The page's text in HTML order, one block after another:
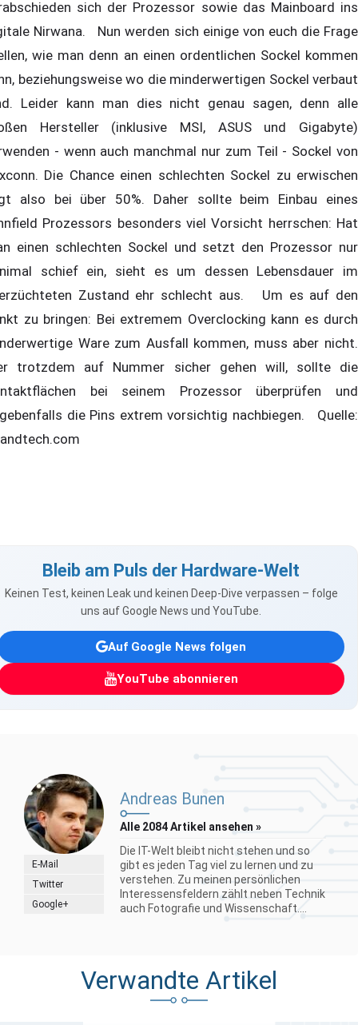
sich der Prozessor sowie das Mainboard ins
Nirwana. Nun werden sich einige von euch die Frage
wie man denn an einen ordentlichen Sockel kommen
beziehungsweise wo die minderwertigen Sockel verbaut
Leider kann man dies nicht genau sagen, denn alle
Hersteller (inklusive MSI, ASUS und Gigabyte)
- wenn auch manchmal nur zum Teil - Sockel von
Die Chance einen schlechten Sockel zu erwischen
also bei über 50%. Daher sollte beim Einbau eines
Prozessors besonders viel Vorsicht herrschen: Hat
einen schlechten Sockel und setzt den Prozessor nur
schief ein, sieht es um dessen Lebensdauer im
Zustand ehr schlecht aus. Um es auf den
zu bringen: Bei extremem Overclocking kann es durch
Ware zum Ausfall kommen, muss aber nicht.
trotzdem auf Nummer sicher gehen will, sollte die
bei seinem Prozessor überprüfen und
die Pins extrem vorsichtig nachbiegen. Quelle:
Bleib am Puls der Hardware-Welt
Keinen Test, keinen Leak und keinen Deep-Dive verpassen – folge
uns auf Google News und YouTube.
Auf Google News folgen
YouTube abonnieren
E-Mail
Twitter
Google+
Andreas Bunen
Alle 2084 Artikel ansehen »
Die IT-Welt bleibt nicht stehen und so
gibt es jeden Tag viel zu lernen und zu
verstehen. Zu meinen persönlichen
Interessensfeldern zählt neben Technik
auch Fotografie und Wissenschaft....
Verwandte Artikel